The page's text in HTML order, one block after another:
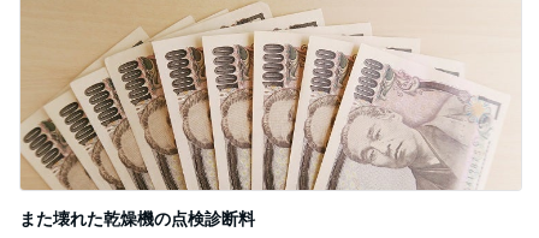
また壊れた乾燥機の点検診断料